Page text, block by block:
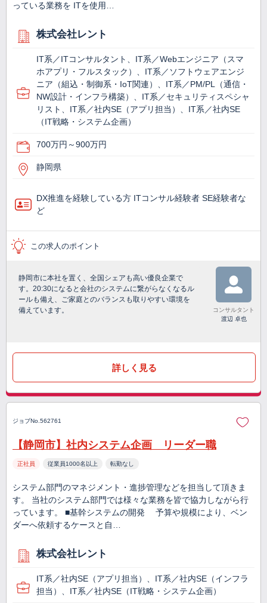
っている業務を ITを使用…
株式会社レント
IT系／ITコンサルタント、IT系／Webエンジニア（スマ
ホアプリ・フルスタック）、IT系／ソフトウェアエンジ
ニア（組込・制御系・IoT関連）、IT系／PM/PL（通信・
NW設計・インフラ構築）、IT系／セキュリティスペシャ
リスト、IT系／社内SE（アプリ担当）、IT系／社内SE
（IT戦略・システム企画）
700万円～900万円
静岡県
DX推進を経験している方 ITコンサル経験者 SE経験者な
ど
この求人のポイント
静岡市に本社を置く、全国シェアも高い優良企業で
す。20:30になると会社のシステムに繋がらなくなるル
ールも備え、ご家庭とのバランスも取りやすい環境を
備えています。
コンサルタント
渡辺 卓也
詳しく見る
ジョブNo.562761
【静岡市】社内システム企画 リーダー職
正社員 従業員1000名以上 転勤なし
システム部門のマネジメント・進捗管理などを担当して頂きま
す。 当社のシステム部門では様々な業務を皆で協力しながら行
っています。 ■基幹システムの開発 予算や規模により、ベン
ダーへ依頼するケースと自…
株式会社レント
IT系／社内SE（アプリ担当）、IT系／社内SE（インフラ
担当）、IT系／社内SE（IT戦略・システム企画）